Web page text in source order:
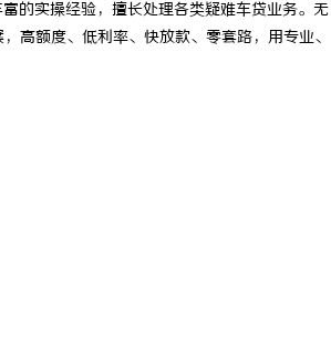
的实操经验，擅长处理各类疑难车贷业务。无
高额度、低利率、快放款、零套路，用专业、